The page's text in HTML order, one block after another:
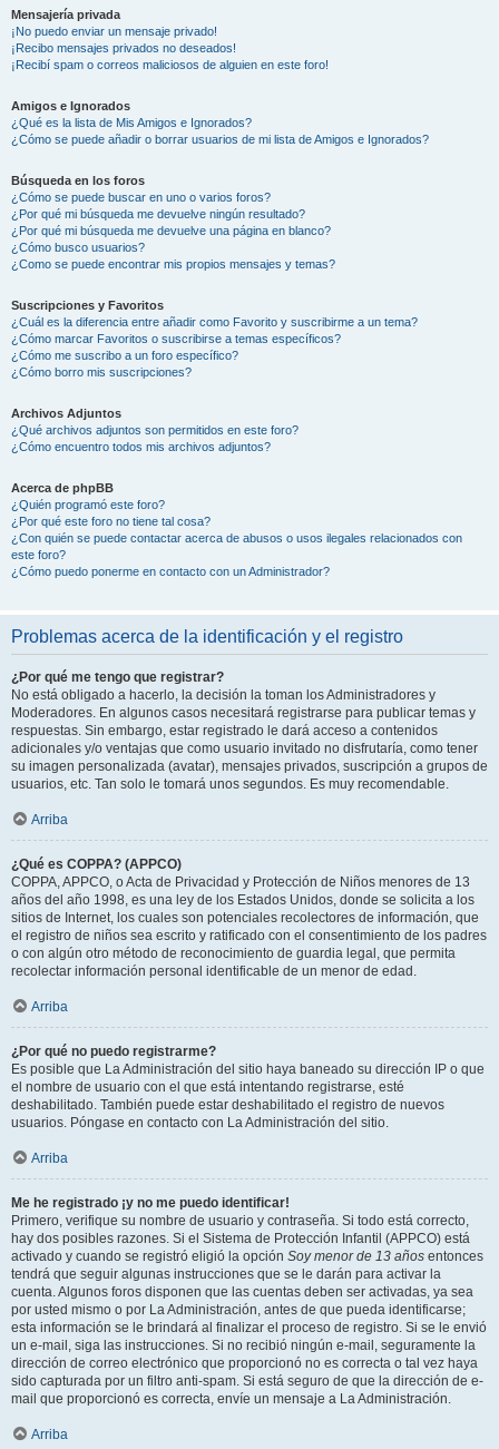
Mensajería privada
¡No puedo enviar un mensaje privado!
¡Recibo mensajes privados no deseados!
¡Recibí spam o correos maliciosos de alguien en este foro!
Amigos e Ignorados
¿Qué es la lista de Mis Amigos e Ignorados?
¿Cómo se puede añadir o borrar usuarios de mi lista de Amigos e Ignorados?
Búsqueda en los foros
¿Cómo se puede buscar en uno o varios foros?
¿Por qué mi búsqueda me devuelve ningún resultado?
¿Por qué mi búsqueda me devuelve una página en blanco?
¿Cómo busco usuarios?
¿Como se puede encontrar mis propios mensajes y temas?
Suscripciones y Favoritos
¿Cuál es la diferencia entre añadir como Favorito y suscribirme a un tema?
¿Cómo marcar Favoritos o suscribirse a temas específicos?
¿Cómo me suscribo a un foro específico?
¿Cómo borro mis suscripciones?
Archivos Adjuntos
¿Qué archivos adjuntos son permitidos en este foro?
¿Cómo encuentro todos mis archivos adjuntos?
Acerca de phpBB
¿Quién programó este foro?
¿Por qué este foro no tiene tal cosa?
¿Con quién se puede contactar acerca de abusos o usos ilegales relacionados con
este foro?
¿Cómo puedo ponerme en contacto con un Administrador?
Problemas acerca de la identificación y el registro
¿Por qué me tengo que registrar?
No está obligado a hacerlo, la decisión la toman los Administradores y
Moderadores. En algunos casos necesitará registrarse para publicar temas y
respuestas. Sin embargo, estar registrado le dará acceso a contenidos
adicionales y/o ventajas que como usuario invitado no disfrutaría, como tener
su imagen personalizada (avatar), mensajes privados, suscripción a grupos de
usuarios, etc. Tan solo le tomará unos segundos. Es muy recomendable.
Arriba
¿Qué es COPPA? (APPCO)
COPPA, APPCO, o Acta de Privacidad y Protección de Niños menores de 13
años del año 1998, es una ley de los Estados Unidos, donde se solicita a los
sitios de Internet, los cuales son potenciales recolectores de información, que
el registro de niños sea escrito y ratificado con el consentimiento de los padres
o con algún otro método de reconocimiento de guardia legal, que permita
recolectar información personal identificable de un menor de edad.
Arriba
¿Por qué no puedo registrarme?
Es posible que La Administración del sitio haya baneado su dirección IP o que
el nombre de usuario con el que está intentando registrarse, esté
deshabilitado. También puede estar deshabilitado el registro de nuevos
usuarios. Póngase en contacto con La Administración del sitio.
Arriba
Me he registrado ¡y no me puedo identificar!
Primero, verifique su nombre de usuario y contraseña. Si todo está correcto,
hay dos posibles razones. Si el Sistema de Protección Infantil (APPCO) está
activado y cuando se registró eligió la opción Soy menor de 13 años entonces
tendrá que seguir algunas instrucciones que se le darán para activar la
cuenta. Algunos foros disponen que las cuentas deben ser activadas, ya sea
por usted mismo o por La Administración, antes de que pueda identificarse;
esta información se le brindará al finalizar el proceso de registro. Si se le envió
un e-mail, siga las instrucciones. Si no recibió ningún e-mail, seguramente la
dirección de correo electrónico que proporcionó no es correcta o tal vez haya
sido capturada por un filtro anti-spam. Si está seguro de que la dirección de e-
mail que proporcionó es correcta, envíe un mensaje a La Administración.
Arriba